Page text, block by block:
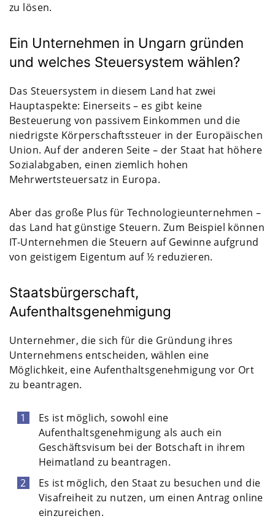
zu lösen.
Ein Unternehmen in Ungarn gründen
und welches Steuersystem wählen?
Das Steuersystem in diesem Land hat zwei
Hauptaspekte: Einerseits – es gibt keine
Besteuerung von passivem Einkommen und die
niedrigste Körperschaftssteuer in der Europäischen
Union. Auf der anderen Seite – der Staat hat höhere
Sozialabgaben, einen ziemlich hohen
Mehrwertsteuersatz in Europa.
Aber das große Plus für Technologieunternehmen –
das Land hat günstige Steuern. Zum Beispiel können
IT-Unternehmen die Steuern auf Gewinne aufgrund
von geistigem Eigentum auf ½ reduzieren.
Staatsbürgerschaft,
Aufenthaltsgenehmigung
Unternehmer, die sich für die Gründung ihres
Unternehmens entscheiden, wählen eine
Möglichkeit, eine Aufenthaltsgenehmigung vor Ort
zu beantragen.
Es ist möglich, sowohl eine
Aufenthaltsgenehmigung als auch ein
Geschäftsvisum bei der Botschaft in ihrem
Heimatland zu beantragen.
Es ist möglich, den Staat zu besuchen und die
Visafreiheit zu nutzen, um einen Antrag online
einzureichen.